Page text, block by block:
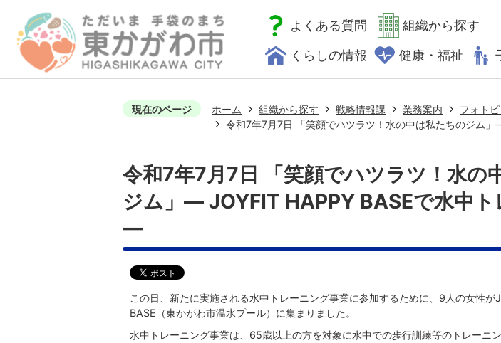
よくある質問
組織から探す
くらしの情報
健康・福祉
現在のページ ホーム 組織から探す 戦略情報課 業務案内
フォト
令和7年7月7日 「笑顔でハツラツ！水の中は私たちのジム
令和7年7月7日 「笑顔でハツラツ！水の
ジム」― JOYFIT HAPPY BASEで水中ト
―
この日、新たに実施される水中トレーニング事業に参加するために、9人の女性が
BASE（東かがわ市温水プール）に集まりました。
水中トレーニング事業は、65歳以上の方を対象に水中での歩行訓練等のトレーニ